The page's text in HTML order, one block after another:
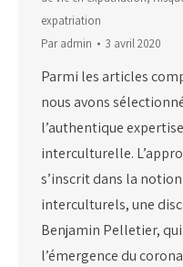
expatriation
Paradmin 3 avril 2020
Parmi les articles
nous avons
l’authentique
interculturelle.
s’inscrit dans la
interculturels, une
Benjamin Pelletier,
l’émergence du